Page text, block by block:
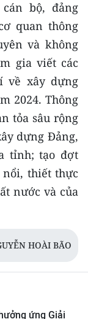
cán bộ, đảng
quan thông
và không
gia viết các
về xây dựng
2024. Thông
tỏa sâu rộng
dựng Đảng,
tỉnh; tạo đợt
thiết thực
nước và của
HOÀI BÃO
ứng Giải